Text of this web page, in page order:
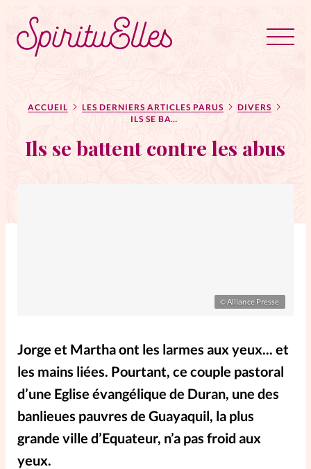
Tous les articles
Actus
Actus au féminin
Entre4yeux
L'anecdote
La Bible au féminin
Lifestyle
Littérature
ACCUEIL LES DERNIERS ARTICLES PARUS
DIVERS
ILS SE BATTENT CONTRE LES ABUS
Ils se battent contre les abus
©Alliance Presse
Jorge et Martha ont les larmes aux yeux... et
les mains liées. Pourtant, ce couple pastoral
d’une Eglise évangélique de Duran, une des
banlieues pauvres de Guayaquil, la plus
grande ville d’Equateur, n’a pas froid aux
yeux.